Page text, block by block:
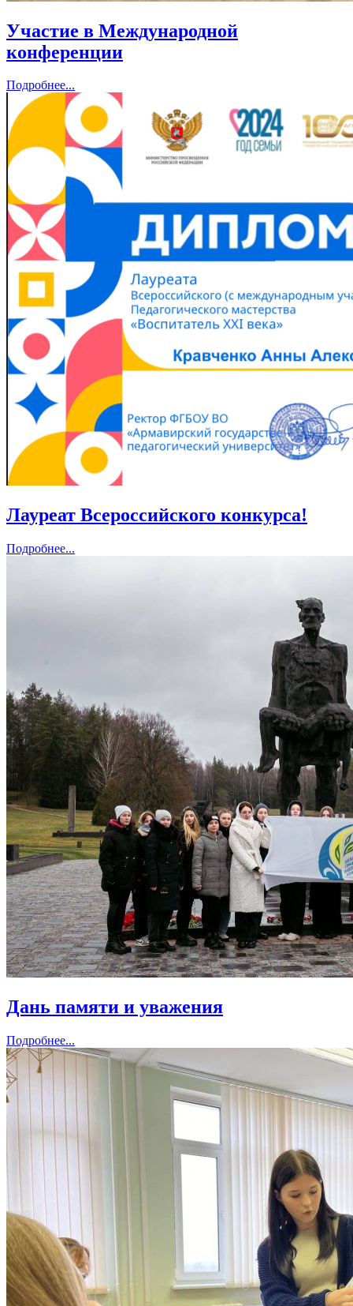
Участие в Международной
конференции
Подробнее...
Лауреат Всероссийского конкурса!
Подробнее...
Дань памяти и уважения
Подробнее...